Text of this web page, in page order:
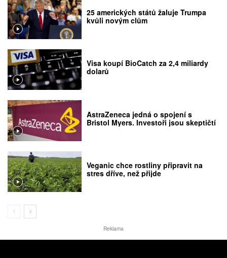
25 amerických států žaluje Trumpa
kvůli novým clům
Visa koupí BioCatch za 2,4 miliardy
dolarů
AstraZeneca jedná o spojení s
Bristol Myers. Investoři jsou skeptičtí
Veganic chce rostliny připravit na
stres dříve, než přijde
Reklama